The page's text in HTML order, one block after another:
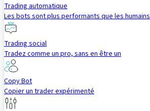
Trading automatique
Les bots sont plus performants que les humains
Trading social
Tradez comme un pro, sans en être un
Copy Bot
Copier un trader expérimenté